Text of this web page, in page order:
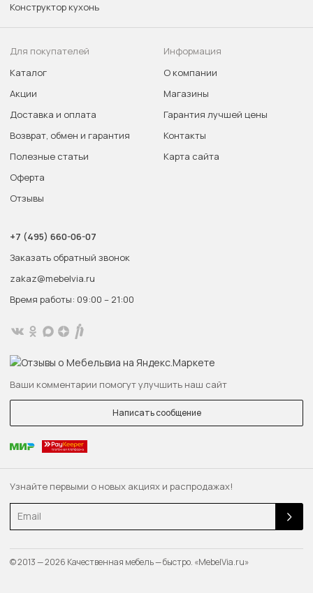
Узнайте первыми о новых акциях и распродажах!
Email
Конструктор кухонь
Для покупателей
Каталог
Акции
Доставка и оплата
Возврат, обмен и гарантия
Полезные статьи
Оферта
Отзывы
Информация
О компании
Магазины
Гарантия лучшей цены
Контакты
Карта сайта
+7 (495) 660-06-07
Заказать обратный звонок
zakaz@mebelvia.ru
Время работы: 09:00 – 21:00
Ваши комментарии помогут улучшить наш сайт
Написать сообщение
© 2013 — 2026 Качественная мебель — быстро. «MebelVia.ru»